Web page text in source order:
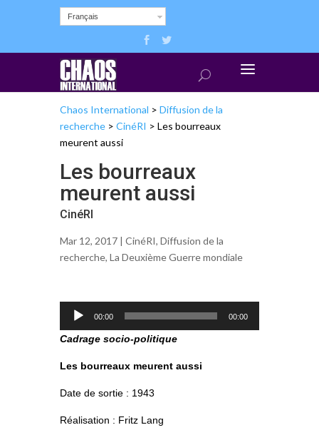
Français
Chaos International > Diffusion de la
recherche > CinéRI > Les bourreaux
meurent aussi
Les bourreaux
meurent aussi
CinéRI
Mar 12, 2017 | CinéRI, Diffusion de la
recherche, La Deuxième Guerre mondiale
Lecteur
00:00 00:00
Cadrage socio-politique
Les bourreaux meurent aussi
Date de sortie : 1943
Réalisation : Fritz Lang